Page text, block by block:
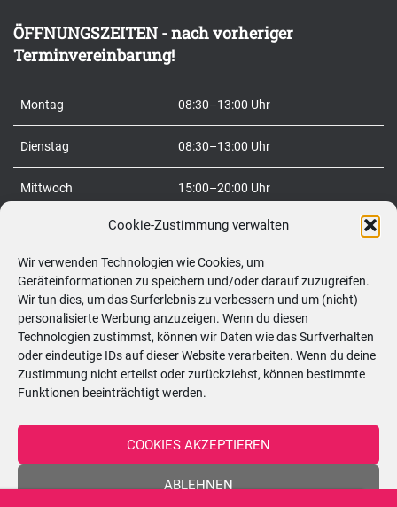
Cookie-Zustimmung verwalten
Wir verwenden Technologien wie Cookies, um
Geräteinformationen zu speichern und/oder darauf zuzugreifen.
Wir tun dies, um das Surferlebnis zu verbessern und um (nicht)
personalisierte Werbung anzuzeigen. Wenn du diesen
Technologien zustimmst, können wir Daten wie das Surfverhalten
oder eindeutige IDs auf dieser Website verarbeiten. Wenn du deine
Zustimmung nicht erteilst oder zurückziehst, können bestimmte
Funktionen beeinträchtigt werden.
COOKIES AKZEPTIEREN
ABLEHNEN
n
a
ÖFFNUNGSZEITEN - nach vorheriger
Terminvereinbarung!
Montag 08:30–13:00 Uhr
Dienstag 08:30–13:00 Uhr
Mittwoch 15:00–20:00 Uhr
08:30–20:00 Uhr
Freitag 08:30–20:00 Uhr
Samstag 09:00–12:00 Uhr
So geschlossen